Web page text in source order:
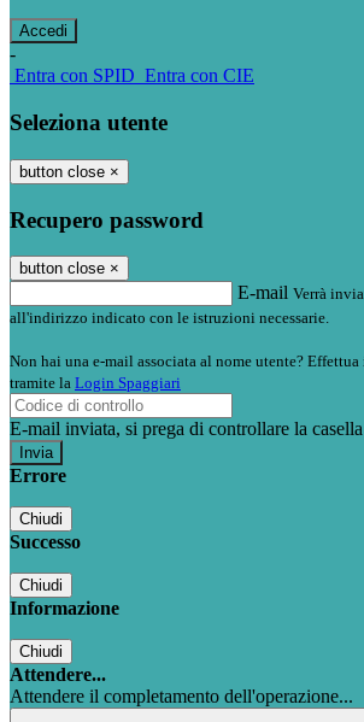
-
Entra con SPID Entra con CIE
Seleziona utente
button close ×
Recupero password
button close ×
E-mail Verrà
all'indirizzo indicato con le istruzioni necessarie.
Non hai una e-mail associata al nome utente? Effettua
tramite la Login Spaggiari
E-mail inviata, si prega di controllare la
Errore
Chiudi
Successo
Chiudi
Informazione
Chiudi
Attendere...
Attendere il completamento dell'operazione...